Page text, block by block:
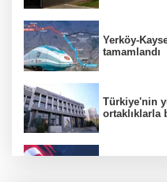
Yerköy-
tamamlandı
Türkiye'nin
ortaklıklarla